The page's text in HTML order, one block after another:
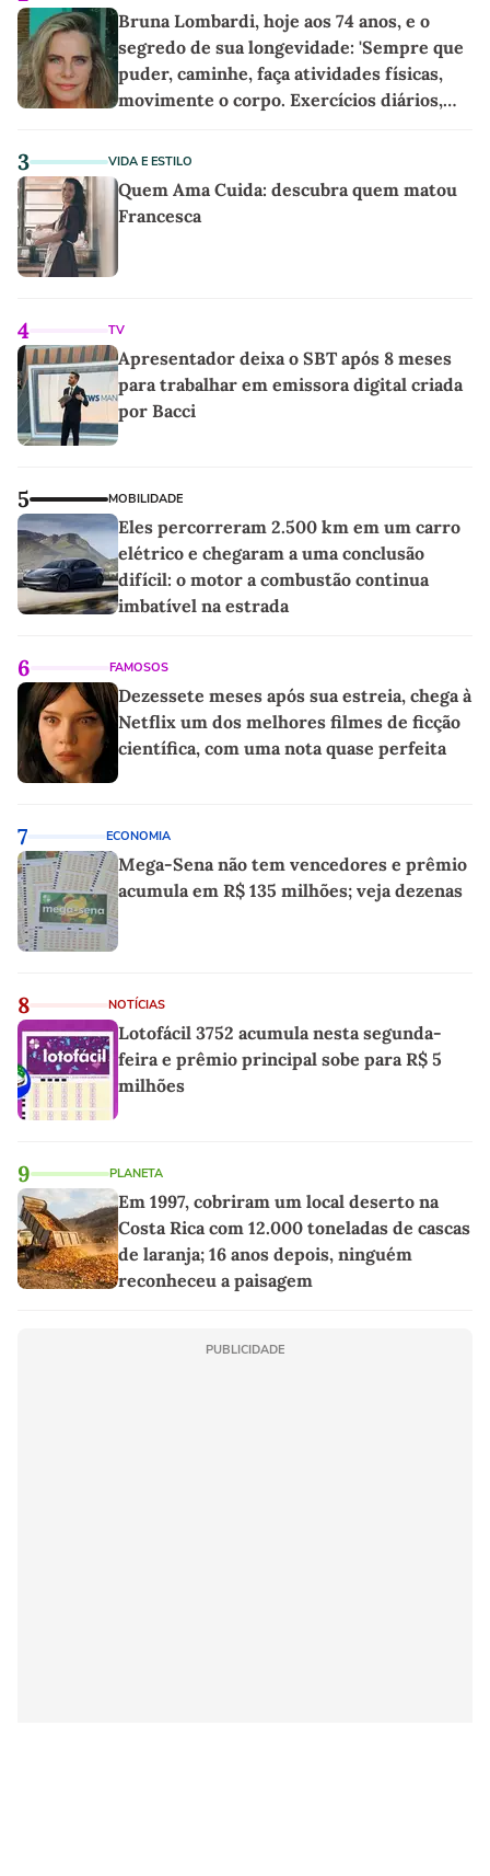
Bruna Lombardi, hoje aos 74 anos, e o
segredo de sua longevidade: 'Sempre que
puder, caminhe, faça atividades físicas,
movimente o corpo. Exercícios diários,
3 VIDA E ESTILO
Quem Ama Cuida: descubra quem matou
Francesca
4 TV
Apresentador deixa o SBT após 8 meses
para trabalhar em emissora digital criada
por Bacci
5 MOBILIDADE
Eles percorreram 2.500 km em um carro
elétrico e chegaram a uma conclusão
difícil: o motor a combustão continua
imbatível na estrada
6 FAMOSOS
Dezessete meses após sua estreia, chega à
Netflix um dos melhores filmes de ficção
científica, com uma nota quase perfeita
7 ECONOMIA
Mega-Sena não tem vencedores e prêmio
acumula em R$ 135 milhões; veja dezenas
8 NOTÍCIAS
Lotofácil 3752 acumula nesta segunda-
feira e prêmio principal sobe para R$ 5
milhões
9 PLANETA
Em 1997, cobriram um local deserto na
Costa Rica com 12.000 toneladas de cascas
de laranja; 16 anos depois, ninguém
reconheceu a paisagem
PUBLICIDADE